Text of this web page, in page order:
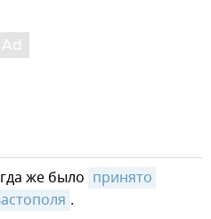
же было принято
.